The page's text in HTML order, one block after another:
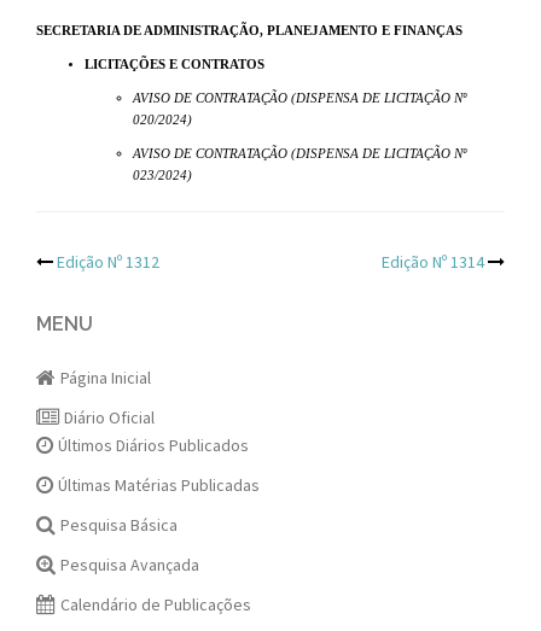
SECRETARIA DE ADMINISTRAÇÃO, PLANEJAMENTO E FINANÇAS
LICITAÇÕES E CONTRATOS
AVISO DE CONTRATAÇÃO (DISPENSA DE LICITAÇÃO Nº
020/2024)
AVISO DE CONTRATAÇÃO (DISPENSA DE LICITAÇÃO Nº
023/2024)
Post
navigation
Edição Nº 1312 Edição Nº 1314
MENU
Página Inicial
Diário Oficial
Últimos Diários Publicados
Últimas Matérias Publicadas
Pesquisa Básica
Pesquisa Avançada
Calendário de Publicações